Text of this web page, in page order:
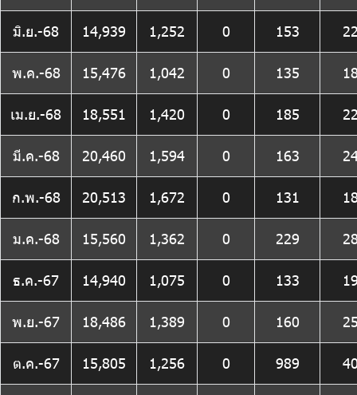
มิ.ย.-68 14,939 1,252 0 153
พ.ค.-68 15,476 1,042 0 135
เม.ย.-68 18,551 1,420 0 185
มี.ค.-68 20,460 1,594 0 163
ก.พ.-68 20,513 1,672 0 131
ม.ค.-68 15,560 1,362 0 229
ธ.ค.-67 14,940 1,075 0 133
พ.ย.-67 18,486 1,389 0 160
ต.ค.-67 15,805 1,256 0 989